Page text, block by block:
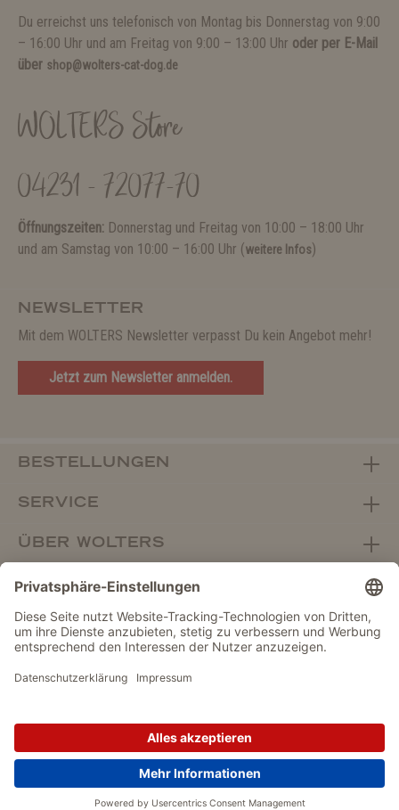
Du erreichst uns telefonisch von Montag bis Donnerstag von 9:00
– 16:00 Uhr und am Freitag von 9:00 – 13:00 Uhr oder per E-Mail
über shop@wolters-cat-dog.de
WOLTERS Store
04231 - 72077-70
Öffnungszeiten: Donnerstag und Freitag von 10:00 – 18:00 Uhr
und am Samstag von 10:00 – 16:00 Uhr (weitere Infos)
NEWSLETTER
Mit dem WOLTERS Newsletter verpasst Du kein Angebot mehr!
Jetzt zum Newsletter anmelden.
BESTELLUNGEN
SERVICE
ÜBER WOLTERS
FACHHANDEL
Vertrag widerrufen
IMPRESSUM